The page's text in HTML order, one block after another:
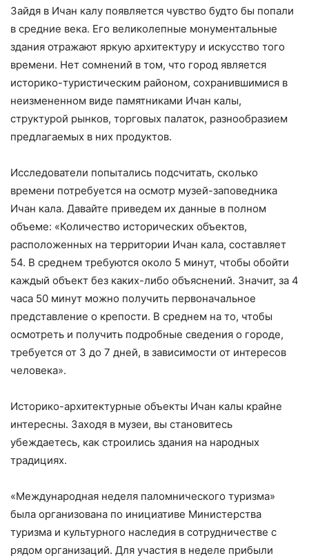
Зайдя в Ичан калу появляется чувство будто бы попали
в средние века. Его великолепные монументальные
здания отражают яркую архитектуру и искусство того
времени. Нет сомнений в том, что город является
историко-туристическим районом, сохранившимися в
неизмененном виде памятниками Ичан калы,
структурой рынков, торговых палаток, разнообразием
предлагаемых в них продуктов.
Исследователи попытались подсчитать, сколько
времени потребуется на осмотр музей-заповедника
Ичан кала. Давайте приведем их данные в полном
объеме: «Количество исторических объектов,
расположенных на территории Ичан кала, составляет
54. В среднем требуются около 5 минут, чтобы обойти
каждый объект без каких-либо объяснений. Значит, за 4
часа 50 минут можно получить первоначальное
представление о крепости. В среднем на то, чтобы
осмотреть и получить подробные сведения о городе,
требуется от 3 до 7 дней, в зависимости от интересов
человека».
Историко-архитектурные объекты Ичан калы крайне
интересны. Заходя в музеи, вы становитесь
убеждаетесь, как строились здания на народных
традициях.
«Международная неделя паломнического туризма»
была организована по инициативе Министерства
туризма и культурного наследия в сотрудничестве с
рядом организаций. Для участия в неделе прибыли